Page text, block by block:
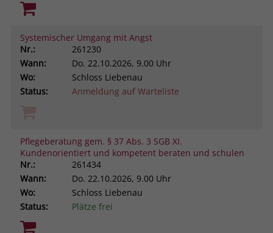
Systemischer Umgang mit Angst
Nr.:
261230
Wann:
Do. 22.10.2026, 9.00 Uhr
Wo:
Schloss Liebenau
Status:
Anmeldung auf Warteliste
Pflegeberatung gem. § 37 Abs. 3 SGB XI.
Kundenorientiert und kompetent beraten und schulen
Nr.:
261434
Wann:
Do. 22.10.2026, 9.00 Uhr
Wo:
Schloss Liebenau
Status:
Plätze frei